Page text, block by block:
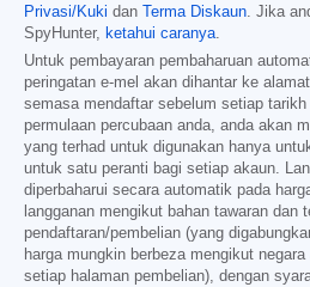
Privasi/Kuki dan Terma Diskaun . Jika
SpyHunter,
ketahui caranya
Untuk pembayaran pembaharuan
peringatan e-mel akan dihantar ke
semasa mendaftar sebelum setiap
permulaan percubaan anda, anda akan
yang terhad untuk digunakan hanya
untuk satu peranti bagi setiap akaun.
diperbaharui secara automatik pada
langganan mengikut bahan tawaran dan
pendaftaran/pembelian (yang
harga mungkin berbeza mengikut
setiap halaman pembelian), dengan